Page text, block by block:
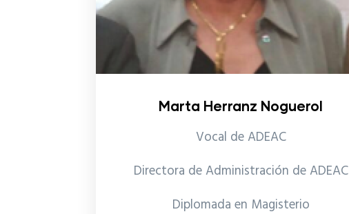
Marta Herranz Noguerol
Vocal de ADEAC
Directora de Administración deADEAC
Diplomada en Magisterio